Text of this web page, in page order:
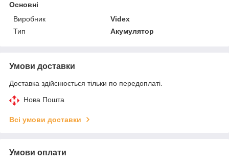
Основні
Виробник
Videx
Тип
Акумулятор
Умови доставки
Доставка здійснюється тільки по передоплаті.
Нова Пошта
Всі умови доставки
Умови оплати